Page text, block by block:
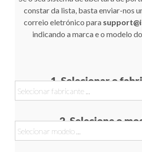
constar da lista, basta enviar-nos
correio eletrónico para
indicando a marca e o modelo
1. Selecionar o
2. Selecione o